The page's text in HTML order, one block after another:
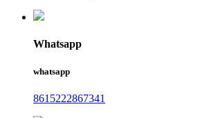
Whatsapp
whatsapp
8615222867341